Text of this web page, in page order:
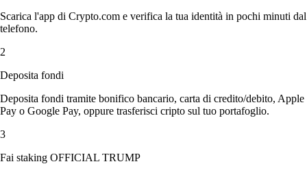
Scarica l'app di Crypto.com e verifica la tua identità in pochi minuti dal
telefono.
2
Deposita fondi
Deposita fondi tramite bonifico bancario, carta di credito/debito, Apple
Pay o Google Pay, oppure trasferisci cripto sul tuo portafoglio.
3
Fai staking OFFICIAL TRUMP